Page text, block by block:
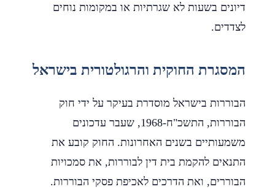
דיונים בשעות לא שגרתיות או במקומות נוחים
לצדדים.
המסגרת החוקית והרגולטורית בישראל
הבוררות בישראל מוסדרת בעיקר על ידי חוק
הבוררות, התשכ"ח-1968, שעבר עדכונים
משמעותיים בשנים האחרונות. החוק קובע את
התנאים להקמת בית דין לבוררות, את סמכויות
הבוררים, ואת הדרכים לאכיפת פסקי הבוררות.